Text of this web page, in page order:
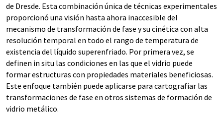
de Dresde. Esta combinación única de técnicas experimentales
proporcionó una visión hasta ahora inaccesible del
mecanismo de transformación de fase y su cinética con alta
resolución temporal en todo el rango de temperatura de
existencia del líquido superenfriado. Por primera vez, se
definen in situ las condiciones en las que el vidrio puede
formar estructuras con propiedades materiales beneficiosas.
Este enfoque también puede aplicarse para cartografiar las
transformaciones de fase en otros sistemas de formación de
vidrio metálico.